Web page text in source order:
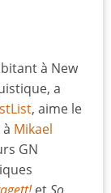
à New
a
, aime le
Mikael
GN